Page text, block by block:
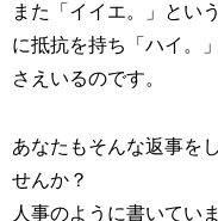
また「イイエ。」とい
に抵抗を持ち「ハイ。
さえいるのです。
あなたもそんな返事を
せんか？
人事のように書いてい